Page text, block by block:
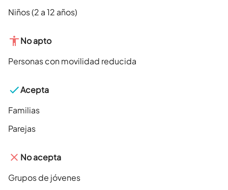
Niños (2 a 12 años)
No apto
Personas con movilidad reducida
Acepta
Familias
Parejas
No acepta
Grupos de jóvenes